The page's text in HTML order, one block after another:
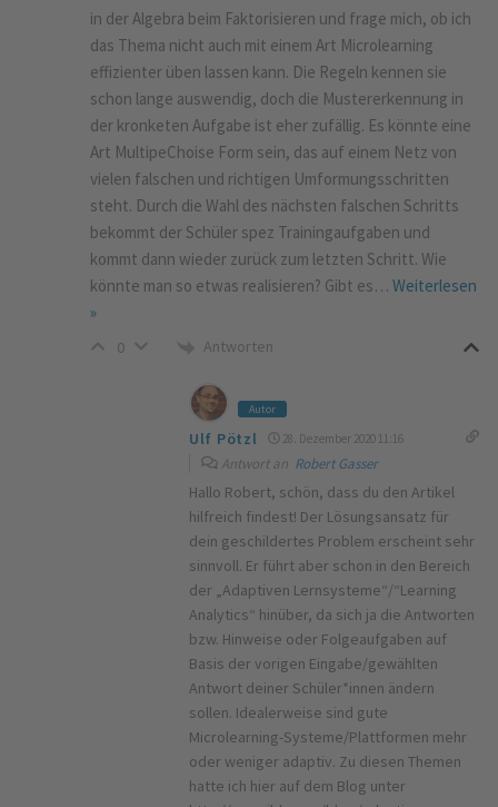
in der Algebra beim Faktorisieren und frage mich, ob ich
das Thema nicht auch mit einem Art Microlearning
effizienter üben lassen kann. Die Regeln kennen sie
schon lange auswendig, doch die Mustererkennung in
der kronketen Aufgabe ist eher zufällig. Es könnte eine
Art MultipeChoise Form sein, das auf einem Netz von
vielen falschen und richtigen Umformungsschritten
steht. Durch die Wahl des nächsten falschen Schritts
bekommt der Schüler spez Trainingaufgaben und
kommt dann wieder zurück zum letzten Schritt. Wie
könnte man so etwas realisieren? Gibt es… Weiterlesen
»
0 Antworten
Autor
Ulf Pötzl 28. Dezember 2020 11:16
Antwort an Robert Gasser
Hallo Robert, schön, dass du den Artikel
hilfreich findest! Der Lösungsansatz für
dein geschildertes Problem erscheint sehr
sinnvoll. Er führt aber schon in den Bereich
der „Adaptiven Lernsysteme“/“Learning
Analytics“ hinüber, da sich ja die Antworten
bzw. Hinweise oder Folgeaufgaben auf
Basis der vorigen Eingabe/gewählten
Antwort deiner Schüler*innen ändern
sollen. Idealerweise sind gute
Microlearning-Systeme/Plattformen mehr
oder weniger adaptiv. Zu diesen Themen
hatte ich hier auf dem Blog unter